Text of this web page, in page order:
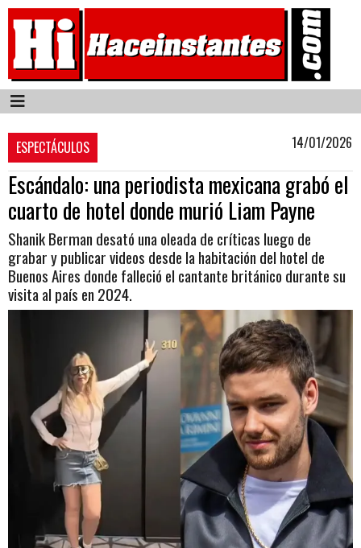
ESPECTÁCULOS 14/01/2026
Escándalo: una periodista mexicana grabó el
cuarto de hotel donde murió Liam Payne
Shanik Berman desató una oleada de críticas luego de
grabar y publicar videos desde la habitación del hotel de
Buenos Aires donde falleció el cantante británico durante su
visita al país en 2024.